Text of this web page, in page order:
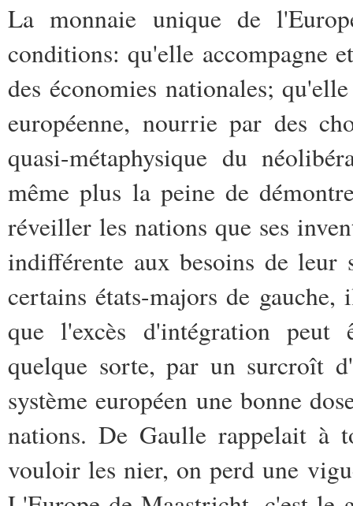
La monnaie unique de
conditions: qu'elle accompagne
des économies nationales;
européenne, nourrie par des
quasi-métaphysique du
même plus la peine de
réveiller les nations que ses
indifférente aux besoins de leur
certains états-majors de
que l'excès d'intégration peut
quelque sorte, par un surcroît
système européen une bonne
nations. De Gaulle rappelait à
vouloir les nier, on perd une